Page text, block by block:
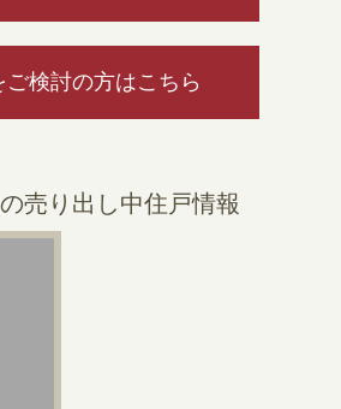
ご検討の方はこちら
売り出し中住戸情報